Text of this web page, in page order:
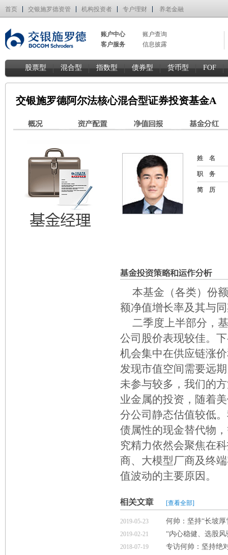
首页 交银施罗德资管 机构投资者 专户理财 养老金融
账户中心
账户查询
客户服务
信息披露
股票型 混合型 指数型 债券型 货币型 FOF
交银施罗德阿尔法核心混合型证券投资基金A
姓 名
职 务
简 历
本基金（各类）份
额净值增长率及其与
二季度上半部分，
公司股价表现较佳。
机会集中在供应链涨
发现市值空间需要远
未参与较多，我们的
业金属的投资，随着
分公司静态估值较低
债属性的现金替代物
究精力依然会聚焦在
商、大模型厂商及终
值波动的主要原因。
[查看全部]
2019-05-23 何帅：坚持“长坡
2019-02-21 “内心稳健、选股
2018-07-19 专访何帅：坚持绝